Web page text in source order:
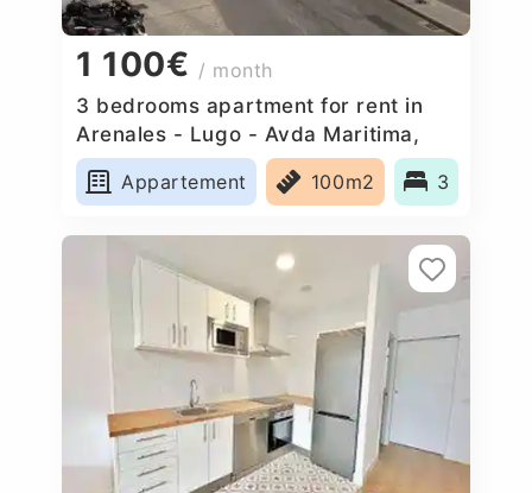
1 100€ / month
3 bedrooms apartment for rent in
Arenales - Lugo - Avda Maritima,
Spain
Appartement
100m2 3